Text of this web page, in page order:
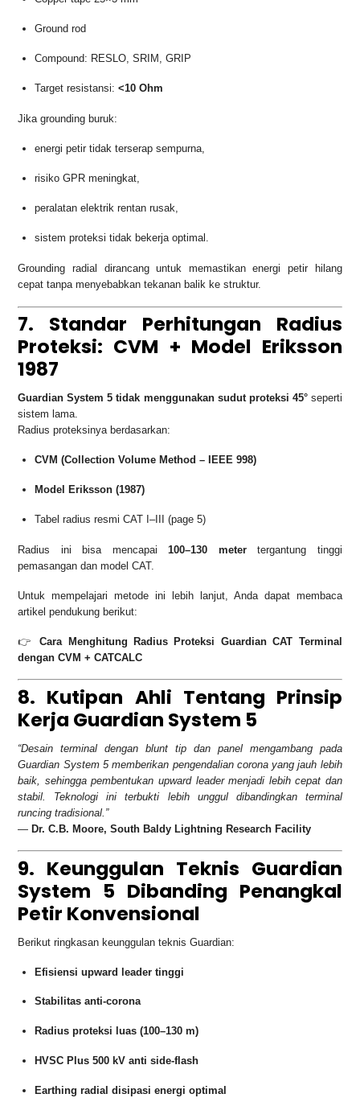
Ground rod
Compound: RESLO, SRIM, GRIP
Target resistansi:<10 Ohm
Jika grounding buruk:
energi petir tidak terserap sempurna,
risiko GPR meningkat,
peralatan elektrik rentan rusak,
sistem proteksi tidak bekerja optimal.
Grounding radial dirancang untuk memastikan energi petir hilang
cepat tanpa menyebabkan tekanan balik ke struktur.
7. Standar Perhitungan Radius
Proteksi: CVM + Model Eriksson
1987
Guardian System 5 tidak menggunakan sudut proteksi 45°seperti
sistem lama.
Radius proteksinya berdasarkan:
CVM (Collection Volume Method – IEEE 998)
Model Eriksson (1987)
Tabel radius resmi CAT I–III (page 5)
Radius ini bisa mencapai 100–130 metertergantung tinggi
pemasangan dan model CAT.
Untuk mempelajari metode ini lebih lanjut, Anda dapat membaca
artikel pendukung berikut:
👉Cara Menghitung Radius Proteksi Guardian CAT Terminal
dengan CVM + CATCALC
8. Kutipan Ahli Tentang Prinsip
Kerja Guardian System 5
“Desain terminal dengan blunt tip dan panel mengambang pada
Guardian System 5 memberikan pengendalian corona yang jauh lebih
baik, sehingga pembentukan upward leader menjadi lebih cepat dan
stabil. Teknologi ini terbukti lebih unggul dibandingkan terminal
runcing tradisional.”
—Dr. C.B. Moore, South Baldy Lightning Research Facility
9. Keunggulan Teknis Guardian
System 5 Dibanding Penangkal
Petir Konvensional
Berikut ringkasan keunggulan teknis Guardian:
Efisiensi upward leader tinggi
Stabilitas anti-corona
Radius proteksi luas (100–130 m)
HVSC Plus 500 kV anti side-flash
Earthing radial disipasi energi optimal